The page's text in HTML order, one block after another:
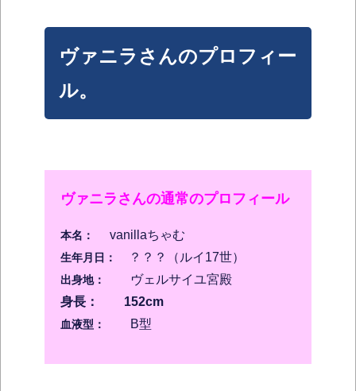
ヴァニラさんのプロフィー
ル。
ヴァニラさんの通常のプロフィール
本名： vanillaちゃむ
生年月日： ？？？（ルイ17世）
出身地：
ヴェルサイユ宮殿
身長： 152cm
血液型： B型